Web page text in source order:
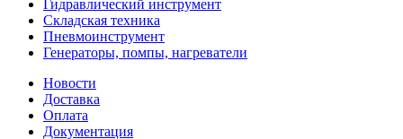
Гидравлический инструмент
Складская техника
Пневмоинструмент
Генераторы, помпы, нагреватели
Новости
Доставка
Оплата
Документация